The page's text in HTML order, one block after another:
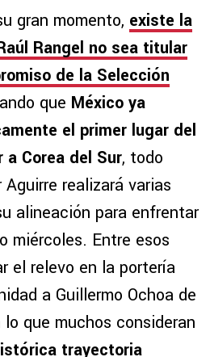
gran momento, existe la
Rangel no sea titular
de la Selección
que México ya
el primer lugar del
a Corea del Sur, todo
realizará varias
alineación para enfrentar
miércoles. Entre esos
el relevo en la portería
a Guillermo Ochoa de
que muchos consideran
trayectoria